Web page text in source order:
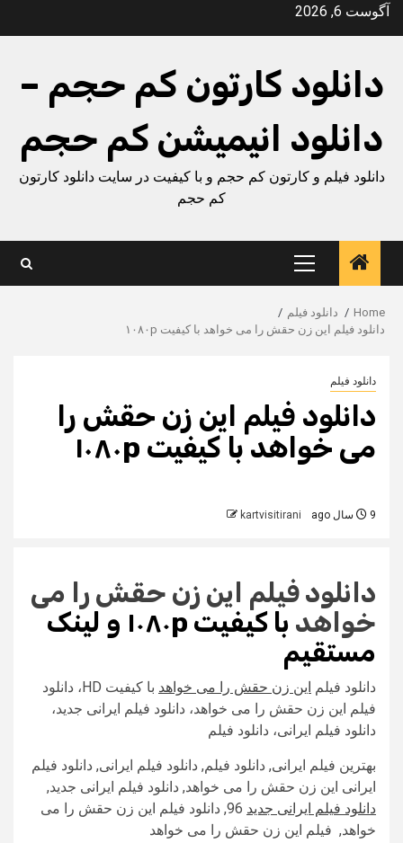
Skipآگوست 6, 2026
دانلود کارتون کم حجم –
دانلود انیمیشن کم حجم
دانلود فیلم و کارتون کم حجم و با کیفیت در سایت دانلود کارتون
کم حجم
Primary
Menu
Home
دانلود فیلم
دانلود فیلم این زن حقش را می خواهد با کیفیت ۱۰۸۰p
دانلود فیلم
دانلود فیلم این زن حقش را
می خواهد با کیفیت ۱۰۸۰p
9 سال ago kartvisitirani
دانلود فیلم این زن حقش را می
خواهد با کیفیت ۱۰۸۰p
و لینک
مستقیم
دانلود فیلم این زن حقش را می خواهد
با کیفیت HD، دانلود
فیلم این زن حقش را می خواهد، دانلود فیلم ایرانی جدید،
دانلود فیلم ایرانی، دانلود فیلم
بهترین فیلم ایرانی, دانلود فیلم, دانلود فیلم ایرانی, دانلود فیلم
ایرانی این زن حقش را می خواهد, دانلود فیلم ایرانی جدید,
دانلود فیلم ایرانی جدید
96, دانلود فیلم این زن حقش را می
خواهد, فیلم این زن حقش را می خواهد